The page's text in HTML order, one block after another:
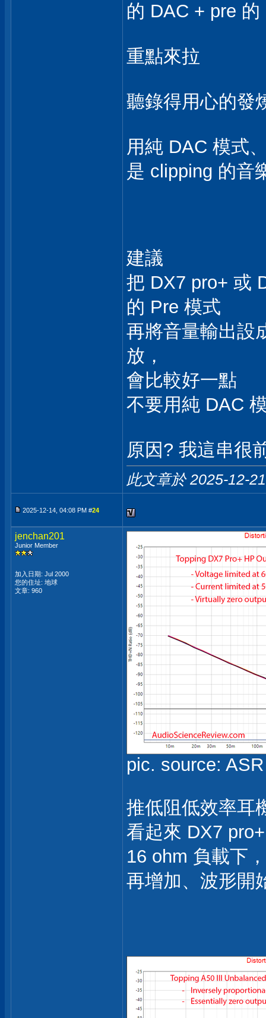
的 DAC + pre 的
重點來拉
聽錄得用心的發
用純 DAC 模式
是 clipping 的音
建議
把 DX7 pro+ 或
的 Pre 模式
再將音量輸出設
放，
會比較好一點
不要用純 DAC
原因? 我這串很
此文章於 2025-12-
2025-12-14, 04:08 PM #24
jenchan201
Junior Member
加入日期: Jul 2000
您的住址: 地球
文章: 960
pic. source: ASR
推低阻低效率耳
看起來 DX7
16 ohm 負載下
再增加、波形開